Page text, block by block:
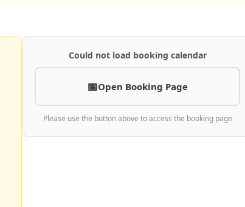
Could not load booking calendar
Open Booking Page
Please use the button above to access the booking page